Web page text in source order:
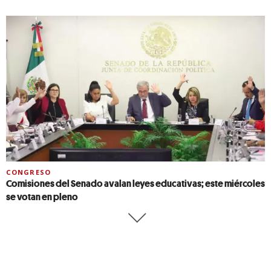
CONGRESO
Comisiones del Senado avalan leyes educativas; este miércoles
se votan en pleno